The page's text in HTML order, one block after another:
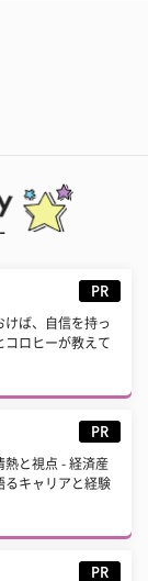
PR
けば、自信を持っ
ロヒーが教えて
PR
熱と視点 - 経済産
るキャリアと経験
PR